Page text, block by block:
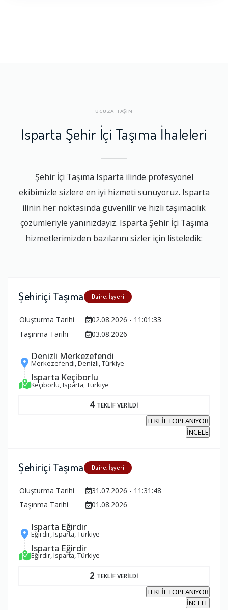
UCUZA TAŞIN
Isparta Şehir İçi Taşıma İhaleleri
Şehir İçi Taşıma Isparta ilinde profesyonel
ekibimizle sizlere en iyi hizmeti sunuyoruz. Isparta
ilinin her noktasında güvenilir ve hızlı taşımacılık
çözümleriyle yanınızdayız. Isparta Şehir İçi Taşıma
hizmetlerimizden bazılarını sizler için listeledik:
Şehiriçi Taşıma Daire, İşyeri
Oluşturma Tarihi
02.08.2026 - 11:01:33
Taşınma Tarihi
03.08.2026
Denizli Merkezefendi
Merkezefendi, Denizli, Türkiye
Isparta Keçiborlu
Keçiborlu, Isparta, Türkiye
4 TEKLİF VERİLDİ
TEKLİF TOPLANIYOR
İNCELE
Şehiriçi Taşıma Daire, İşyeri
Oluşturma Tarihi
31.07.2026 - 11:31:48
Taşınma Tarihi
01.08.2026
Isparta Eğirdir
Eğirdir, Isparta, Türkiye
Isparta Eğirdir
Eğirdir, Isparta, Türkiye
2 TEKLİF VERİLDİ
TEKLİF TOPLANIYOR
İNCELE